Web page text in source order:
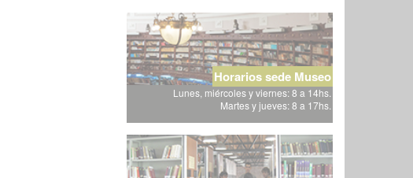
Horarios sede Museo
Lunes, miércoles y viernes: 8 a 14hs.
Martes y jueves: 8 a 17hs.